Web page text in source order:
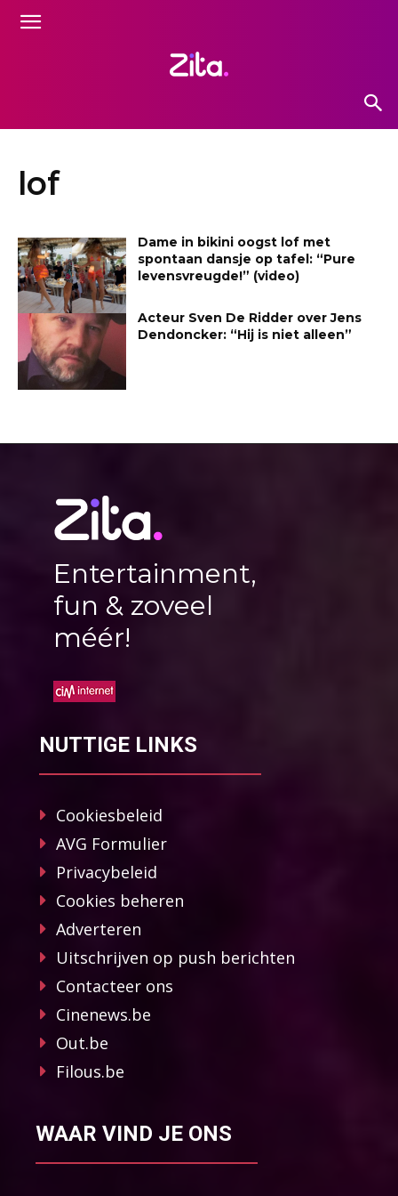
lof
Dame in bikini oogst lof met
spontaan dansje op tafel: “Pure
levensvreugde!” (video)
Acteur Sven De Ridder over Jens
Dendoncker: “Hij is niet alleen”
Entertainment,
fun & zoveel
méér!
NUTTIGE LINKS
Cookiesbeleid
AVG Formulier
Privacybeleid
Cookies beheren
Adverteren
Uitschrijven op push berichten
Contacteer ons
Cinenews.be
Out.be
Filous.be
WAAR VIND JE ONS